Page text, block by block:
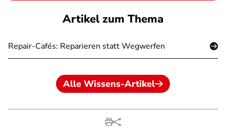
Artikel zum Thema
Repair-Cafés: Reparieren statt Wegwerfen
Alle Wissens-Artikel